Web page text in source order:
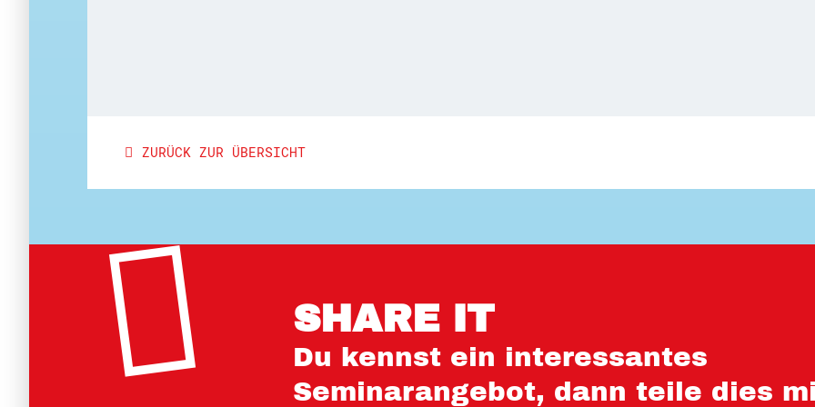
ZURÜCK ZUR ÜBERSICHT
SHARE IT
Du kennst ein interessantes
Seminarangebot, dann teile dies